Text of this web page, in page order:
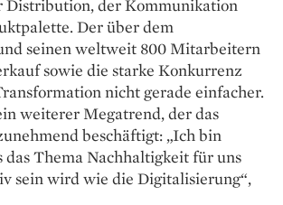
Distribution, der ­Kommunikation
Der über dem
seinen weltweit 800 Mitarbeitern
sowie die starke Konkurrenz
nicht gerade einfacher.
weiterer ­Megatrend, der das
beschäftigt: „Ich bin
das Thema Nachhaltigkeit für uns
sein wird wie die Digitalisierung“,